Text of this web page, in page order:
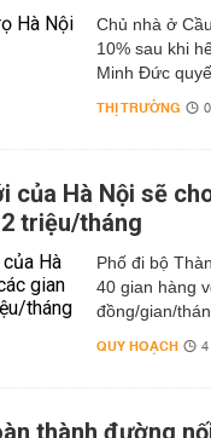
Chủ nhà ở
10% sau khi
Minh Đức
THỊ TRƯỜNG
của Hà Nội sẽ
triệu/tháng
Phố đi bộ
40 gian hàng
đồng/gian/
QUY HOẠCH
thành đường